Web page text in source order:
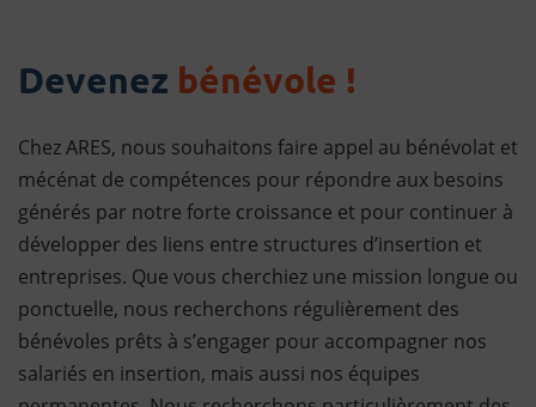
Devenez bénévole !
Chez ARES, nous souhaitons faire appel au bénévolat et
mécénat de compétences pour répondre aux besoins
générés par notre forte croissance et pour continuer à
développer des liens entre structures d’insertion et
entreprises. Que vous cherchiez une mission longue ou
ponctuelle, nous recherchons régulièrement des
bénévoles prêts à s’engager pour accompagner nos
salariés en insertion, mais aussi nos équipes